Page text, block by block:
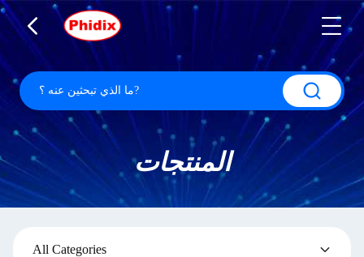
المنتجات
All Categories